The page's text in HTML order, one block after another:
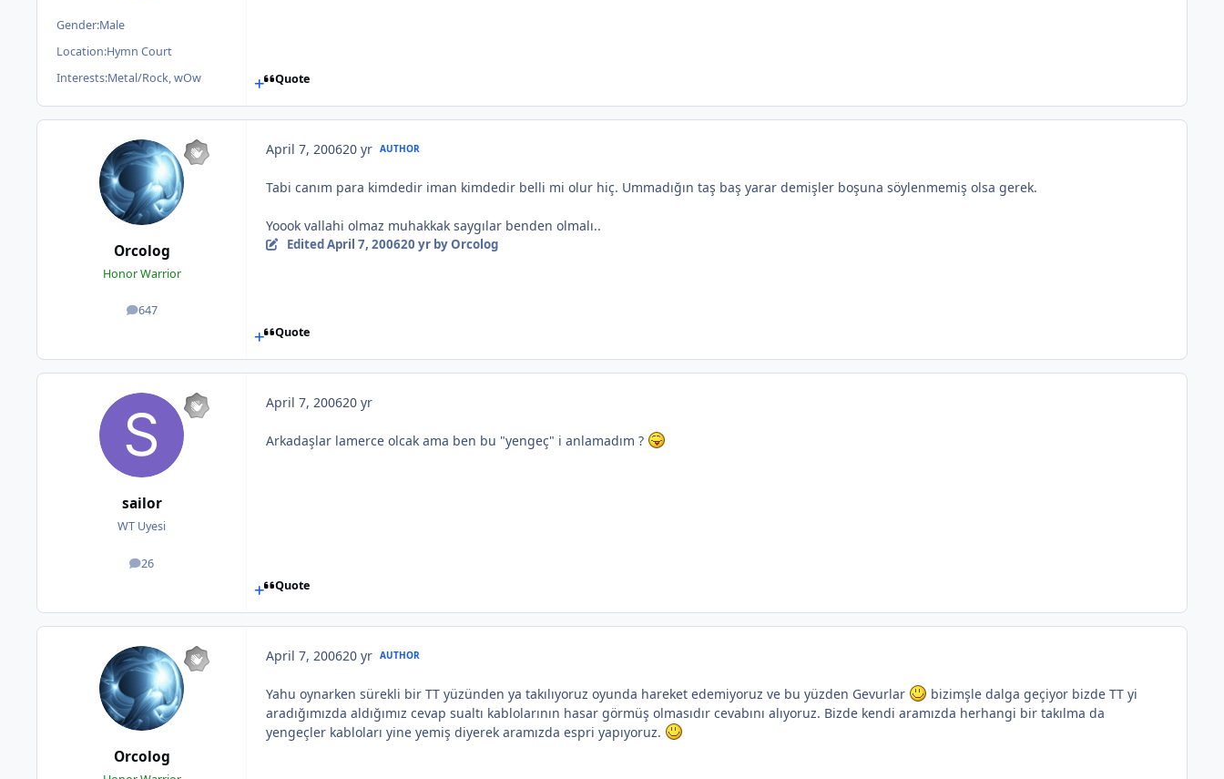
Gender:Male
Location:Hymn Court
Interests:Metal/Rock, wOw Quote
Orcolog
Honor Warrior
647
posts
April 7, 200620 yr AUTHOR
Tabi canım para kimdedir iman kimdedir belli mi olur hiç. Ummadığın taş baş yarar demişler boşuna söylenmemiş olsa gerek.
Yoook vallahi olmaz muhakkak saygılar benden olmalı..
EditedApril 7, 200620 yrby Orcolog
Quote
sailor
WT Uyesi
26
posts
April 7, 200620 yr
Arkadaşlar lamerce olcak ama ben bu "yengeç" i anlamadım ?
Quote
Orcolog
April 7, 200620 yr AUTHOR
Yahu oynarken sürekli bir TT yüzünden ya takılıyoruz oyunda hareket edemiyoruz ve bu yüzden Gevurlar
bizimşle dalga geçiyor bizde TT yi
aradığımızda aldığımız cevap sualtı kablolarının hasar görmüş olmasıdır cevabını alıyoruz. Bizde kendi aramızda herhangi bir takılma da
yengeçler kabloları yine yemiş diyerek aramızda espri yapıyoruz.